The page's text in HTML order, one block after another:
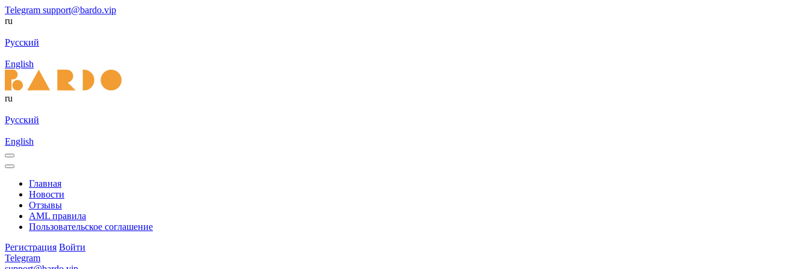
Telegram support@bardo.vip
ru
Русский
English
ru
Русский
English
Главная
Новости
Отзывы
AML правила
Пользовательское соглашение
Регистрация Войти
Telegram